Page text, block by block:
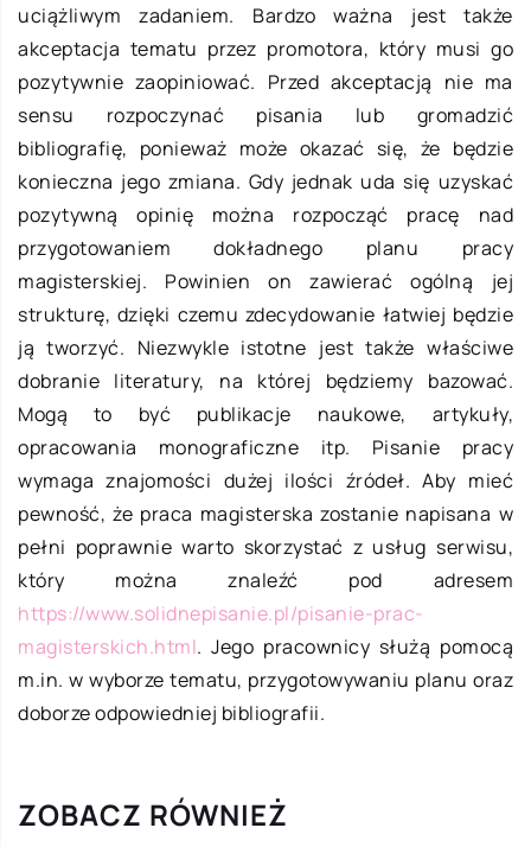
uciążliwym zadaniem. Bardzo ważna jest także
akceptacja tematu przez promotora, który musi go
pozytywnie zaopiniować. Przed akceptacją nie ma
sensu rozpoczynać pisania lub gromadzić
bibliografię, ponieważ może okazać się, że będzie
konieczna jego zmiana. Gdy jednak uda się uzyskać
pozytywną opinię można rozpocząć pracę nad
przygotowaniem dokładnego planu pracy
magisterskiej. Powinien on zawierać ogólną jej
strukturę, dzięki czemu zdecydowanie łatwiej będzie
ją tworzyć. Niezwykle istotne jest także właściwe
dobranie literatury, na której będziemy bazować.
Mogą to być publikacje naukowe, artykuły,
opracowania monograficzne itp. Pisanie pracy
wymaga znajomości dużej ilości źródeł. Aby mieć
pewność, że praca magisterska zostanie napisana w
pełni poprawnie warto skorzystać z usług serwisu,
który można znaleźć pod adresem
https://www.solidnepisanie.pl/pisanie-prac-
magisterskich.html. Jego pracownicy służą pomocą
m.in. w wyborze tematu, przygotowywaniu planu oraz
doborze odpowiedniej bibliografii.
ZOBACZ RÓWNIEŻ